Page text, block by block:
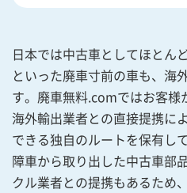
日本では中古車としてほとん
といった廃車寸前の車も、海
す。廃車無料.comではお客様
海外輸出業者との直接提携に
できる独自のルートを保有し
障車から取り出した中古車部
クル業者との提携もあるため